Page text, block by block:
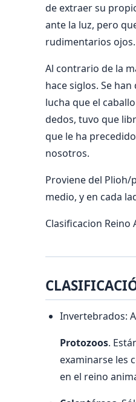
de extraer su
ante la luz, pero
rudimentarios
Al contrario de la
hace siglos. Se
lucha que el
dedos, tuvo que
que le ha
nosotros.
Proviene del Plioh/
medio, y en cada
Clasificacion Reino
Invertebrados:
Protozoos.
examinarse les
en el reino